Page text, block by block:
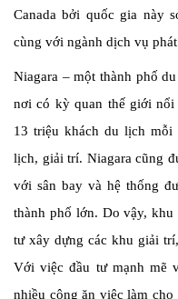
Canada bởi quốc gia này
cùng với ngành dịch vụ
Niagara – một thành phố
nơi có kỳ quan thế giới nổi
13 triệu khách du lịch
lịch, giải trí. Niagara cũng
với sân bay và hệ thống
thành phố lớn. Do vậy,
tư xây dựng các khu giải
Với việc đầu tư mạnh mẽ
nhiều công ăn việc làm